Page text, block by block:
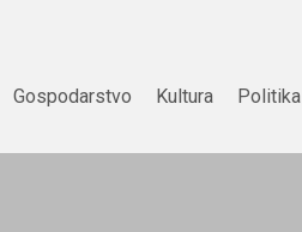
Gospodarstvo Kultura Politika